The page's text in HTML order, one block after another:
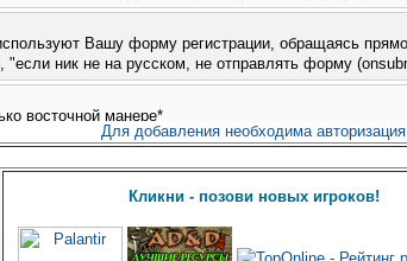
Для добавления необходима авторизация
Кликни - позови новых игроков!